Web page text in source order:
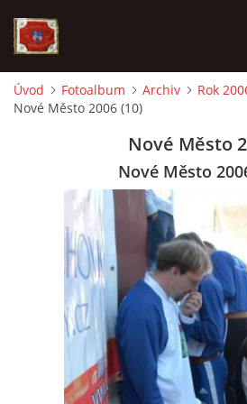
AKTUALITY
VÝJEZDOVÁ JEDNOTKA
KROUŽEK MLADÝCH HASIČŮ
OHLÁŠENÍ PÁLENÍ
KONTAKT
Úvod Fotoalbum Archiv Rok
Nové Město 2006 (10)
Nové Město
Nové Město